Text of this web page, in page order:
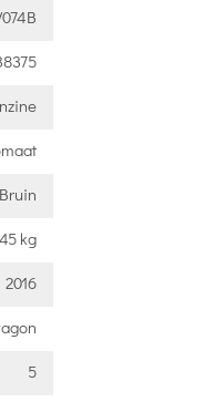
Bruin
kg
2016
5